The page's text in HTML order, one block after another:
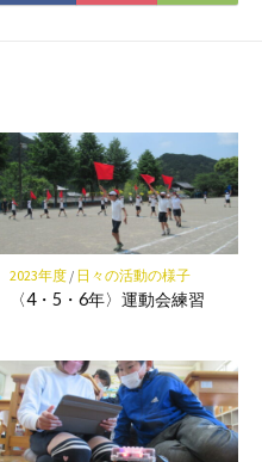
で
に
で
2023年度/ 日々の活動の様子
〈4・5・6年〉運動会練習